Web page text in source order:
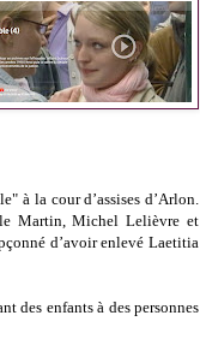
à la cour d’assises d’Arlon.
Martin, Michel Lelièvre et
d’avoir enlevé Laetitia
des enfants à des personnes